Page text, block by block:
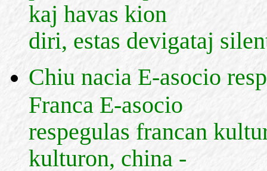
kaj havas kion
diri, estas devigataj
Chiu nacia E-asocio
Franca E-asocio
respegulas francan
kulturon, china -